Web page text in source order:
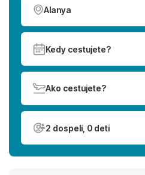
Alanya
Kedy cestujete?
Ako cestujete?
2 dospelí, 0 deti